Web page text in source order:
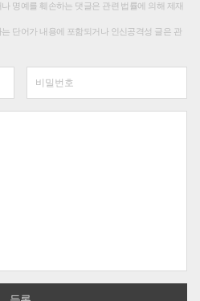
명예를 훼손하는 댓글은 관련 법률에 의해 제재
단어가 내용에 포함되거나 인신공격성 글은 관